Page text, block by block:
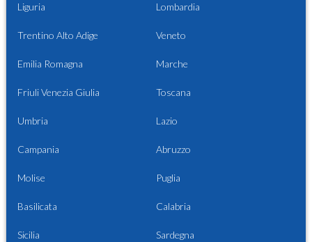
Liguria Lombardia
Trentino Alto Adige Veneto
Emilia Romagna Marche
Friuli Venezia Giulia Toscana
Umbria Lazio
Campania Abruzzo
Molise Puglia
Basilicata Calabria
Sicilia Sardegna